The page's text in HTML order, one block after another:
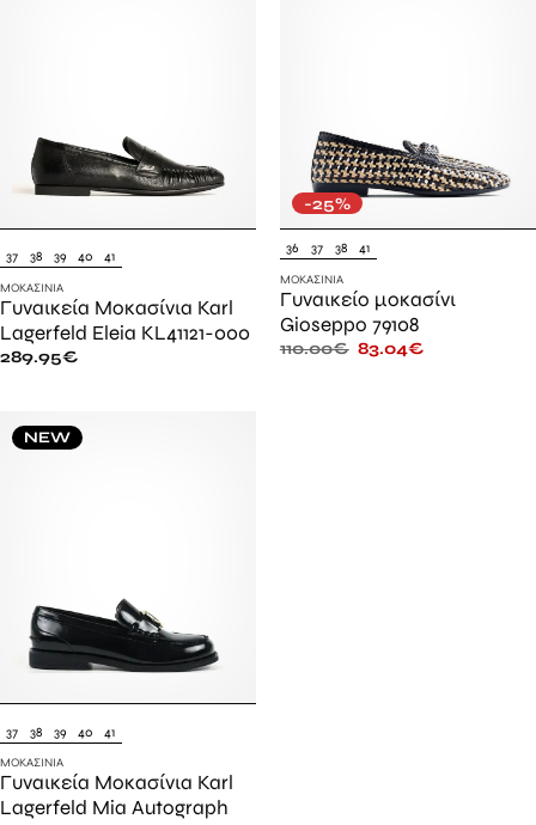
37 38 39 40 41
ΜΟΚΑΣΊΝΙΑ
Γυναικεία Μοκασίνια Karl
Lagerfeld Eleia KL41121-000
289.95€
-25%
36 37 38 41
ΜΟΚΑΣΊΝΙΑ
Γυναικείο μοκασίνι
Gioseppo 79108
110.00€ 83.04€
NEW
37 38 39 40 41
ΜΟΚΑΣΊΝΙΑ
Γυναικεία Μοκασίνια Karl
Lagerfeld Mia Autograph